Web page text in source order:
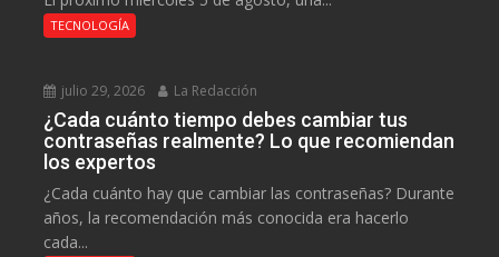
TECNOLOGÍA
julio 29, 2026 La Redacción
¿Cada cuánto tiempo debes cambiar tus
contraseñas realmente? Lo que recomiendan
los expertos
¿Cada cuánto hay que cambiar las contraseñas? Durante
años, la recomendación más conocida era hacerlo
cada...